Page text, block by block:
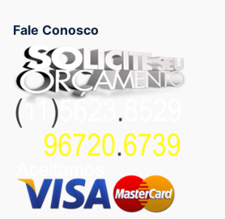
Fale Conosco